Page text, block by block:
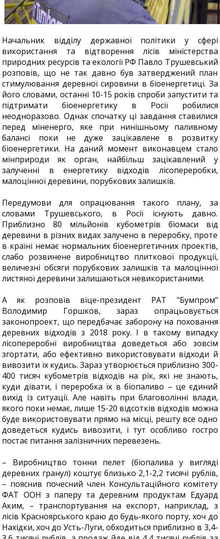
Начальник відділу державної політики у сфері
використання та відтворення лісів міністерства
природних ресурсів та екології РФ Павло Трушевський
розповів, що не так давно був затверджений план
стимулювання деревної сировини в біоенергетиці. За
його словами, останні 10-15 років спроби запустити та
підтримати біоенергетику в Росії робилися
неодноразово. Однак спочатку ці завдання ставилися
перед міненерго, яке при нинішньому паливному
балансі поки не дуже зацікавлене в розвитку
біоенергетики. На даний момент виконавцем стало
мінприроди як орган, найбільш зацікавлений у
залученні в енергетику відходів лісопереробки,
малоцінної деревини, порубкових залишків.
Передумови для опрацювання такого плану, за
словами Трушевського, в Росії існують давно.
Приблизно 80 мільйонів кубометрів біомаси від
деревини в різних видах залучено в переробку, проте
в країні немає нормальних біоенергетичних проектів,
слабо розвинене виробництво плиткової продукції,
величезні обсяги порубкових залишків та малоцінної
листяної деревини залишаються невикористаними.
А як розповів віце-президент РАТ "Бумпром"
Володимир Горшков, зараз опрацьовується
законопроект, що передбачає заборону на поховання
деревних відходів з 2018 року. І в такому випадку
лісопереробні виробництва доведеться або зовсім
згортати, або ефективно використовувати відходи й
вивозити їх кудись. Зараз утворюється приблизно 300-
400 тисяч кубометрів відходів на рік, які не знають,
куди дівати, і переробка їх в біопаливо – це єдиний
вихід із ситуації. Але навіть при благоволінні влади,
якого поки немає, лише 15-20 відсотків відходів можна
буде використовувати прямо на місці, решту все одно
доведеться кудись вивозити, і тут особливо гостро
постає питання залізничних перевезень.
– Виробництво тонни пелет (біопалива у вигляді
деревних гранул) коштує близько 2,1-2,2 тисячі рублів,
– пояснив почесний член Консультаційного комітету
ФАТ ООН з паперу та деревним продуктам Едуард
Аким, – транспортування на експорт, наприклад, з
лісів Красноярського краю до будь-якого порту, хоч до
Нахідки, хоч до Усть-Луги, обходиться приблизно в 3,4-